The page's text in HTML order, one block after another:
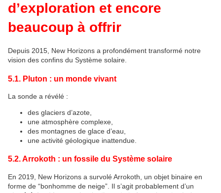
d’exploration et encore
beaucoup à offrir
Depuis 2015, New Horizons a profondément transformé notre
vision des confins du Système solaire.
5.1. Pluton : un monde vivant
La sonde a révélé :
des glaciers d’azote,
une atmosphère complexe,
des montagnes de glace d’eau,
une activité géologique inattendue.
5.2. Arrokoth : un fossile du Système solaire
En 2019, New Horizons a survolé Arrokoth, un objet binaire en